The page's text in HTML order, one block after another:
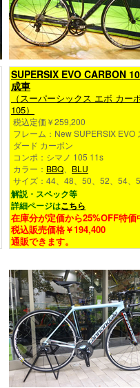
SUPERSIX EVO CARBON
成車
（スーパーシックス エボ カー
105）
税込定価￥259,200
フレーム：New SUPERSIX EVO
ダード カーボン
コンポ：シマノ 105 11s
カラー： BBQ
BLU
サイズ：44、48、50、52、54、
解説・スペック等
詳細ページはこちら
在庫分が定価から25%OFF特価
税込販売価格￥194,400
通販できます。